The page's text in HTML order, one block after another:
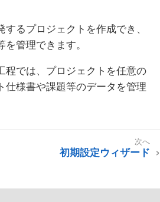
るプロジェクトを作成でき、
管理できます。
程では、プロジェクトを任意の
仕様書や課題等のデータを管理
初期設定ウィザード